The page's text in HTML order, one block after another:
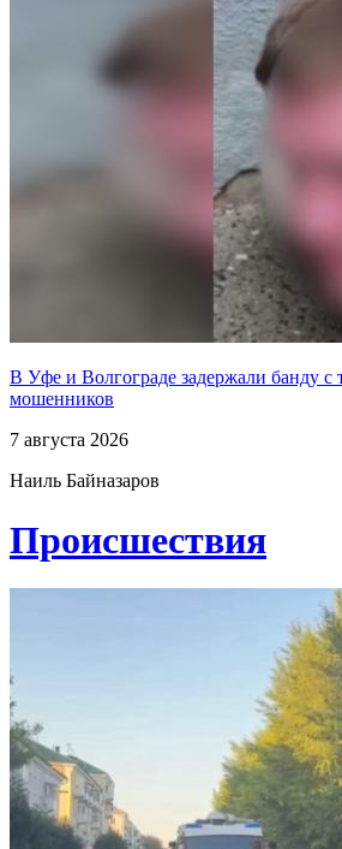
В Уфе и Волгограде задержали банду с
мошенников
7 августа 2026
Наиль Байназаров
Проиcшествия